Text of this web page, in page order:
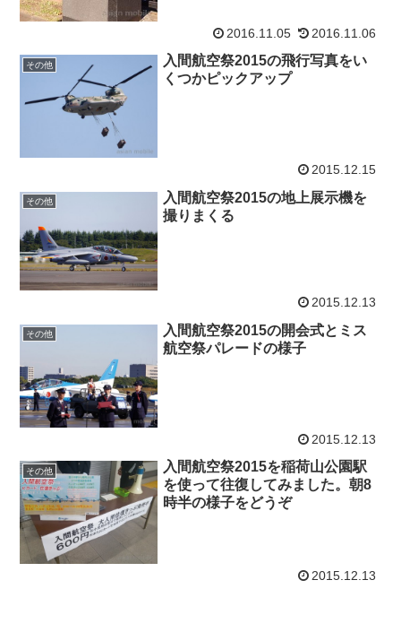
2016.11.05 2016.11.06
その他
入間航空祭2015の飛行写真をい
くつかピックアップ
2015.12.15
その他
入間航空祭2015の地上展示機を
撮りまくる
2015.12.13
その他
入間航空祭2015の開会式とミス
航空祭パレードの様子
2015.12.13
その他
入間航空祭2015を稲荷山公園駅
を使って往復してみました。朝8
時半の様子をどうぞ
2015.12.13